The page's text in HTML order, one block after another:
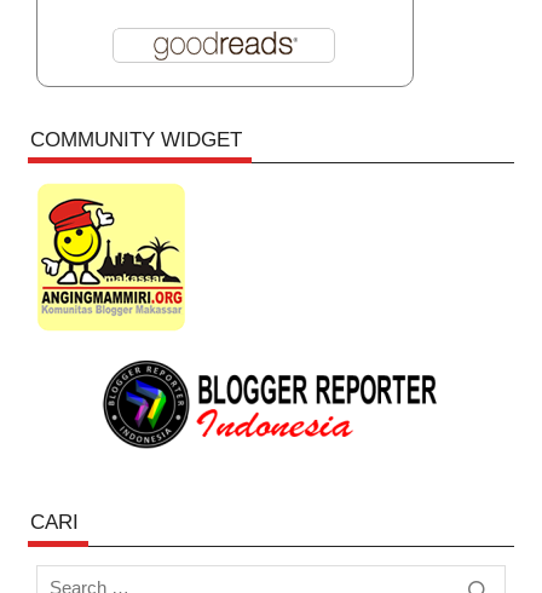
COMMUNITY WIDGET
CARI